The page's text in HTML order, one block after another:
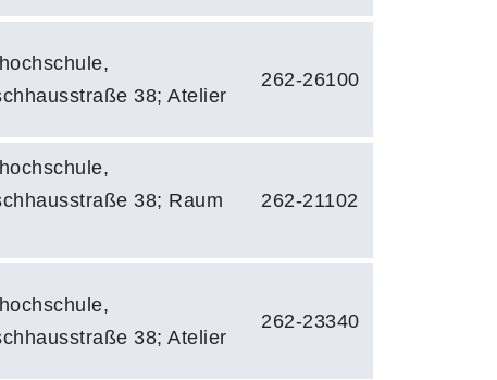
38; Atelier
262-26100
38; Raum
262-21102
38; Atelier
262-23340